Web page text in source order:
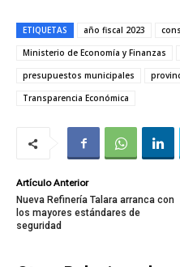
ETIQUETAS año fiscal 2023
Ministerio de Economía y Finanzas
presupuestos municipales
Transparencia Económica
Artículo Anterior
Nueva Refinería Talara arranca con
los mayores estándares de
seguridad